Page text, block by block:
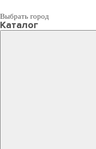
Выбрать город
Каталог